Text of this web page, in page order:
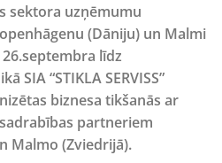
sektora uzņēmumu
(Dāniju) un Malmi
līdz
SIA “STIKLA SERVISS”
biznesa tikšanās ar
partneriem
Malmo (Zviedrijā).